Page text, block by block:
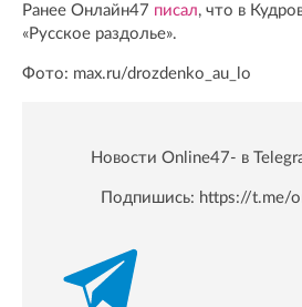
Ранее Онлайн47 писал, что в
«Русское раздолье».
Фото: max.ru/drozdenko_au_lo
Новости Online47- в
Подпишись: https://t.me/